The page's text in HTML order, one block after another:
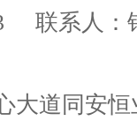
联系人
大道同安